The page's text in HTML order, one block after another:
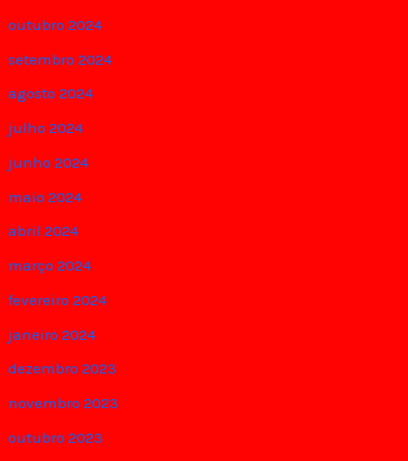
outubro 2024
setembro 2024
agosto 2024
julho 2024
junho 2024
maio 2024
abril 2024
março 2024
fevereiro 2024
janeiro 2024
dezembro 2023
novembro 2023
outubro 2023